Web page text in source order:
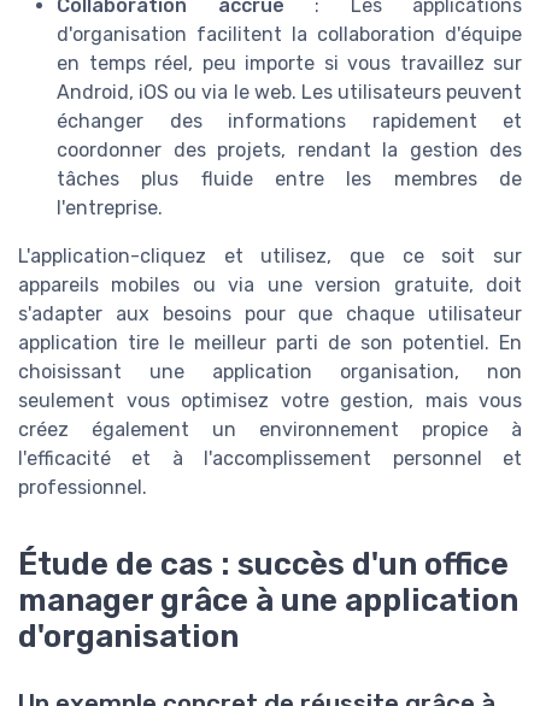
Collaboration accrue : Les applications
d'organisation facilitent la collaboration d'équipe
en temps réel, peu importe si vous travaillez sur
Android, iOS ou via le web. Les utilisateurs peuvent
échanger des informations rapidement et
coordonner des projets, rendant la gestion des
tâches plus fluide entre les membres de
l'entreprise.
L'application-cliquez et utilisez, que ce soit sur
appareils mobiles ou via une version gratuite, doit
s'adapter aux besoins pour que chaque utilisateur
application tire le meilleur parti de son potentiel. En
choisissant une application organisation, non
seulement vous optimisez votre gestion, mais vous
créez également un environnement propice à
l'efficacité et à l'accomplissement personnel et
professionnel.
Étude de cas : succès d'un office
manager grâce à une application
d'organisation